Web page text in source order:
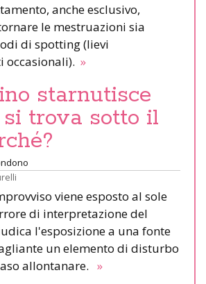
anche esclusivo,
le mestruazioni sia
di spotting (lievi
occasionali). »
starnutisce
si trova sotto il
viene esposto al sole
di interpretazione del
l'esposizione a una fonte
un elemento di disturbo
allontanare. »